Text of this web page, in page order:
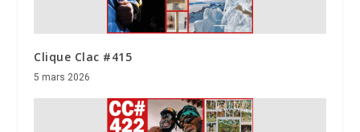
Clique Clac #415
5 mars 2026